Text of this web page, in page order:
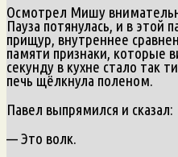
Осмотрел Мишу
Пауза потянулась, и в этой
прищур, внутреннее
памяти признаки, которые
секунду в кухне стало так
печь щёлкнула поленом.
Павел выпрямился и сказал:
— Это волк.